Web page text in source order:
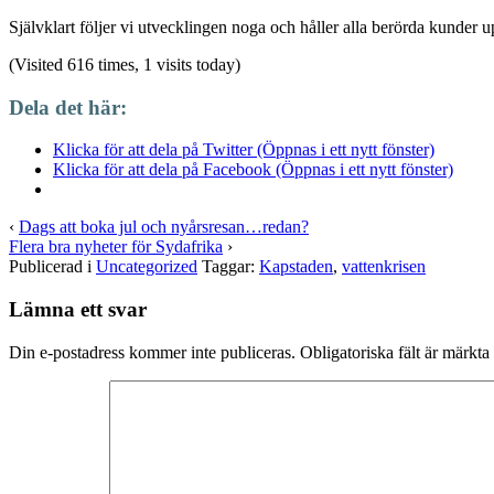
Självklart följer vi utvecklingen noga och håller alla berörda kunder
(Visited 616 times, 1 visits today)
Dela det här:
Klicka för att dela på Twitter (Öppnas i ett nytt fönster)
Klicka för att dela på Facebook (Öppnas i ett nytt fönster)
‹ Dags att boka jul och nyårsresan…redan?
Flera bra nyheter för Sydafrika ›
Publicerad i Uncategorized Taggar: Kapstaden, vattenkrisen
Lämna ett svar
Din e-postadress kommer inte publiceras. Obligatoriska fält är märkta